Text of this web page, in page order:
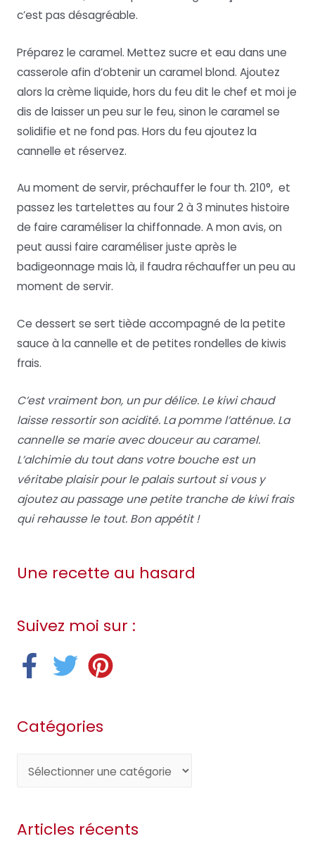
c’est pas désagréable.
Préparez le caramel. Mettez sucre et eau dans une
casserole afin d’obtenir un caramel blond. Ajoutez
alors la crème liquide, hors du feu dit le chef et moi je
dis de laisser un peu sur le feu, sinon le caramel se
solidifie et ne fond pas. Hors du feu ajoutez la
cannelle et réservez.
Au moment de servir, préchauffer le four th. 210°, et
passez les tartelettes au four 2 à 3 minutes histoire
de faire caraméliser la chiffonnade. A mon avis, on
peut aussi faire caraméliser juste après le
badigeonnage mais là, il faudra réchauffer un peu au
moment de servir.
Ce dessert se sert tiède accompagné de la petite
sauce à la cannelle et de petites rondelles de kiwis
frais.
C’est vraiment bon, un pur délice. Le kiwi chaud
laisse ressortir son acidité. La pomme l’atténue. La
cannelle se marie avec douceur au caramel.
L’alchimie du tout dans votre bouche est un
véritabe plaisir pour le palais surtout si vous y
ajoutez au passage une petite tranche de kiwi frais
qui rehausse le tout. Bon appétit !
Une recette au hasard
Suivez moi sur :
Catégories
é
Articles récents